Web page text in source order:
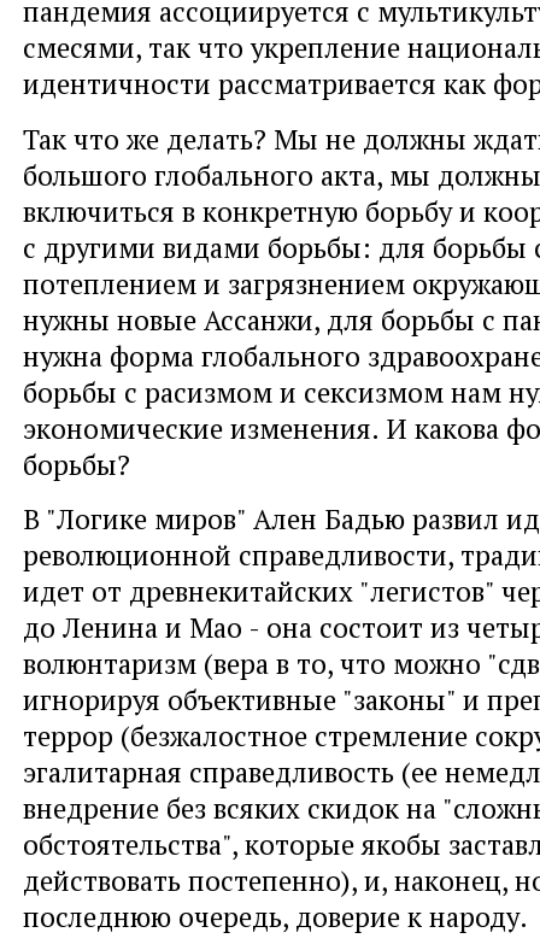
пандемия ассоциируется с
смесями, так что укрепление
идентичности рассматривается как
Так что же делать? Мы не должны
большого глобального акта, мы
включиться в конкретную борьбу и
с другими видами борьбы: для борьбы
потеплением и загрязнением
нужны новые Ассанжи, для борьбы с
нужна форма глобального
борьбы с расизмом и сексизмом нам
экономические изменения. И какова
борьбы?
В "Логике миров" Ален Бадью развил
революционной справедливости,
идет от древнекитайских "легистов"
до Ленина и Мао - она состоит из
волюнтаризм (вера в то, что можно
игнорируя объективные "законы" и
террор (безжалостное стремление
эгалитарная справедливость (ее
внедрение без всяких скидок на
обстоятельства", которые якобы
действовать постепенно), и, наконец,
последнюю очередь, доверие к народу.